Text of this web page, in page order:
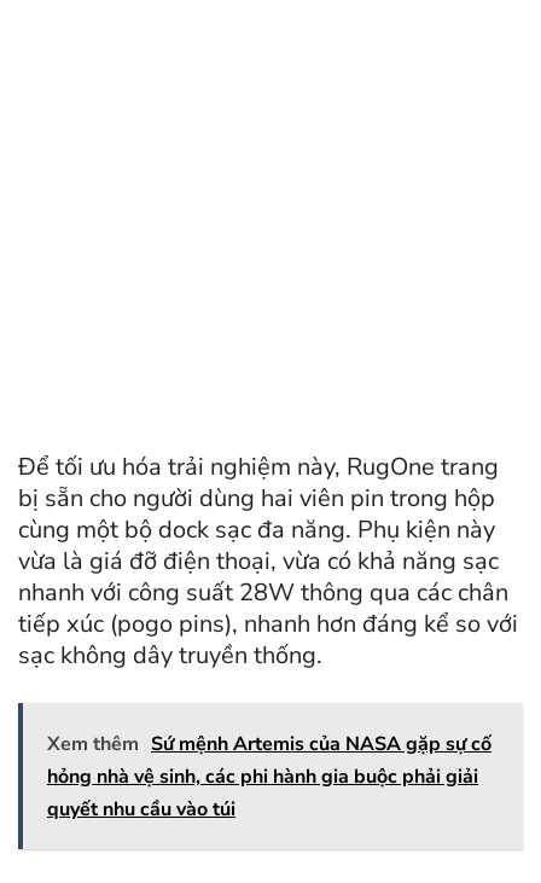
Để tối ưu hóa trải nghiệm này, RugOne trang
bị sẵn cho người dùng hai viên pin trong hộp
cùng một bộ dock sạc đa năng. Phụ kiện này
vừa là giá đỡ điện thoại, vừa có khả năng sạc
nhanh với công suất 28W thông qua các chân
tiếp xúc (pogo pins), nhanh hơn đáng kể so với
sạc không dây truyền thống.
Xem thêm Sứ mệnh Artemis của NASA gặp sự cố
hỏng nhà vệ sinh, các phi hành gia buộc phải giải
quyết nhu cầu vào túi